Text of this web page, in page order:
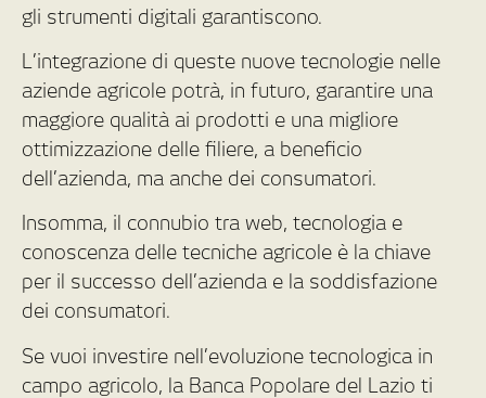
gli strumenti digitali garantiscono.
L’integrazione di queste nuove tecnologie nelle
aziende agricole potrà, in futuro, garantire una
maggiore qualità ai prodotti e una migliore
ottimizzazione delle filiere, a beneficio
dell’azienda, ma anche dei consumatori.
Insomma, il connubio tra web, tecnologia e
conoscenza delle tecniche agricole è la chiave
per il successo dell’azienda e la soddisfazione
dei consumatori.
Se vuoi investire nell’evoluzione tecnologica in
campo agricolo, la Banca Popolare del Lazio ti